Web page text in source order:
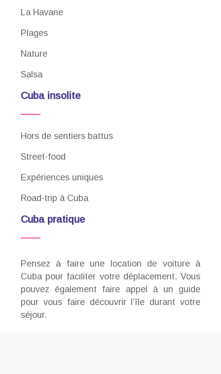
La Havane
Plages
Nature
Salsa
Cuba insolite
Hors de sentiers battus
Street-food
Expériences uniques
Road-trip à Cuba
Cuba pratique
Pensez à faire une location de voiture à
Cuba pour faciliter votre déplacement. Vous
pouvez également faire appel à un guide
pour vous faire découvrir l’île durant votre
séjour.